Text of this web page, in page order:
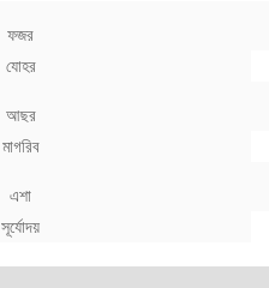
ফজর
যোহর
আছর
মাগরিব
এশা
সূর্যোদয়